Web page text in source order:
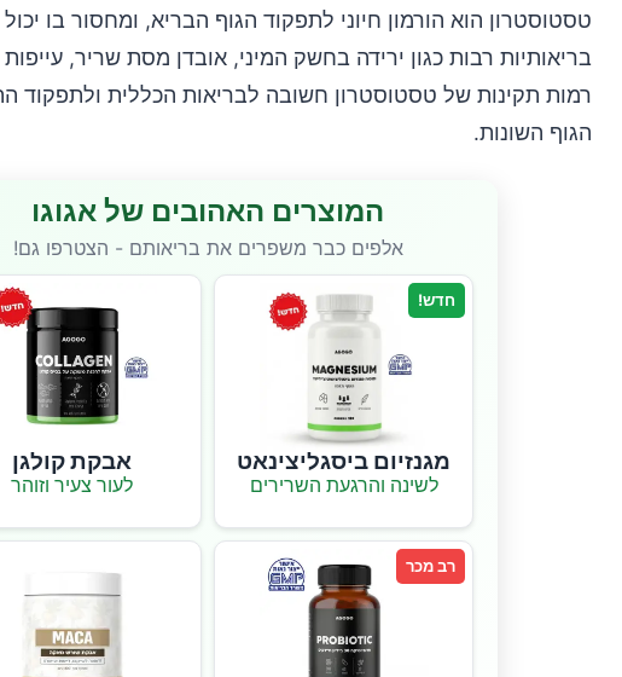
טסטוסטרון הוא הורמון חיוני לתפקוד הגוף הבריא, ומחסור בו
בריאותיות רבות כגון ירידה בחשק המיני, אובדן מסת שריר,
רמות תקינות של טסטוסטרון חשובה לבריאות הכללית ולתפקוד
הגוף השונות.
המוצרים האהובים של אגוגו
אלפים כבר משפרים את בריאותם - הצטרפו גם!
חדש!
מגנזיום ביסגליצינאט
לשינה והרגעת השרירים
אבקת קולגן
לעור צעיר וזוהר
רב מכר